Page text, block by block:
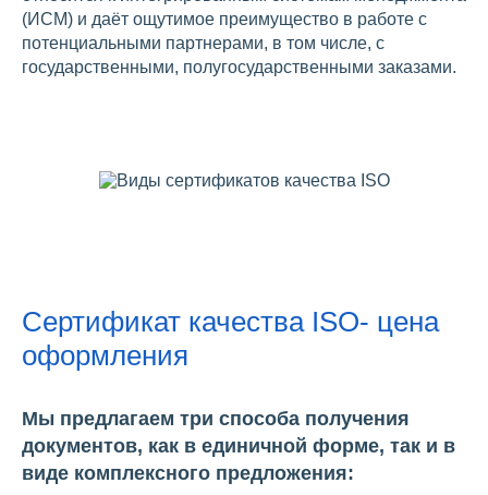
(ИСМ) и даёт ощутимое преимущество в работе с
потенциальными партнерами, в том числе, с
государственными, полугосударственными заказами.
Сертификат качества ISO- цена
оформления
Мы предлагаем три способа получения
документов, как в единичной форме, так и в
виде комплексного предложения: